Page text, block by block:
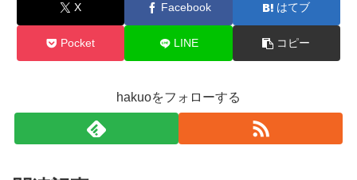
X Facebook はてブ
Pocket LINE コピー
hakuoをフォローする